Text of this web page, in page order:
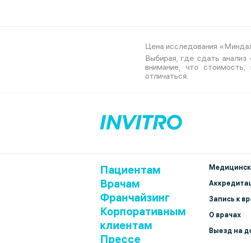
Цена исследования
Выбирая, где сдать
внимание, что
отличаться.
Пациентам
Врачам
Франчайзинг
Корпоративным
клиентам
Прессе
Запись к
О врачах
Выезд на